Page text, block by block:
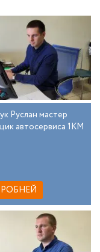
Руслан мастер
автосервиса 1КМ